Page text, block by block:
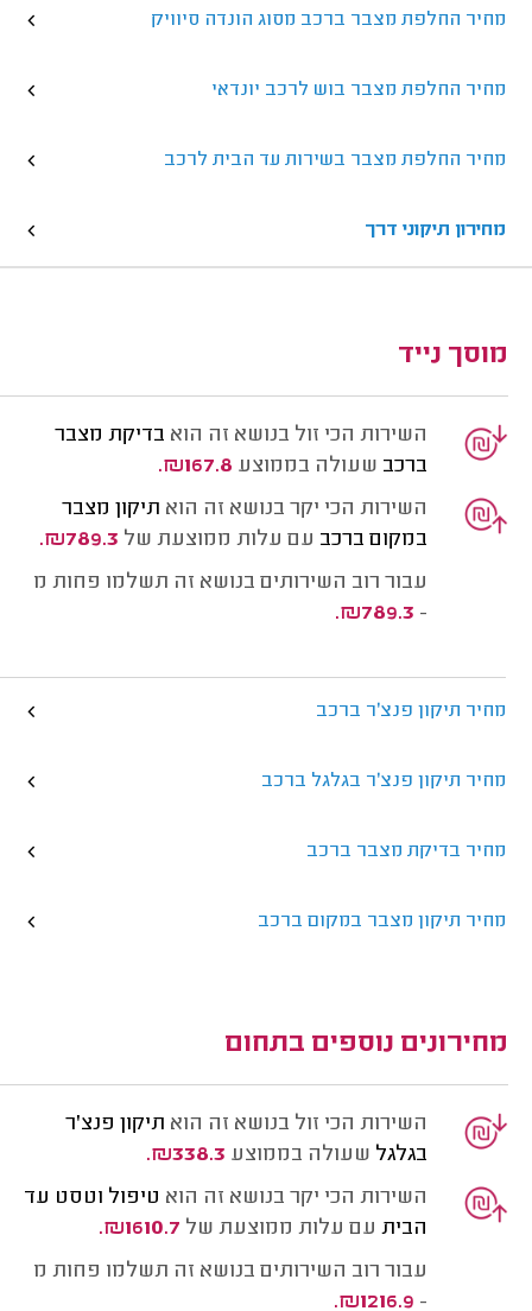
מחיר החלפת מצבר ברכב מסוג הונדה סיוויק
מחיר החלפת מצבר בוש לרכב יונדאי
מחיר החלפת מצבר בשירות עד הבית לרכב
מחירון תיקוני דרך
מוסך נייד
השירות הכי זול בנושא זה הוא בדיקת מצבר
ברכב שעולה בממוצע ₪167.8.
השירות הכי יקר בנושא זה הוא תיקון מצבר
במקום ברכב עם עלות ממוצעת של ₪789.3.
עבור רוב השירותים בנושא זה תשלמו פחות מ
-
₪789.3.
מחיר תיקון פנצ'ר ברכב
מחיר תיקון פנצ'ר בגלגל ברכב
מחיר בדיקת מצבר ברכב
מחיר תיקון מצבר במקום ברכב
מחירונים נוספים בתחום
השירות הכי זול בנושא זה הוא תיקון פנצ'ר
בגלגל שעולה בממוצע ₪338.3.
השירות הכי יקר בנושא זה הוא טיפול וטסט עד
הבית עם עלות ממוצעת של ₪1610.7.
עבור רוב השירותים בנושא זה תשלמו פחות מ
-
₪1216.9.